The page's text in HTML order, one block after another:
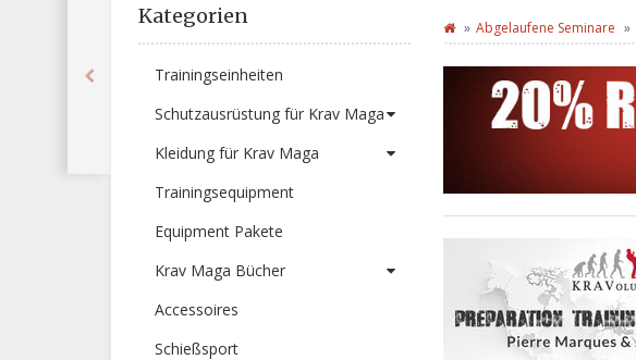
Kategorien
Trainingseinheiten
Schutzausrüstung für Krav Maga
Kleidung für Krav Maga
Trainingsequipment
Equipment Pakete
Krav Maga Bücher
Accessoires
Schießsport
Abgelaufene Seminare